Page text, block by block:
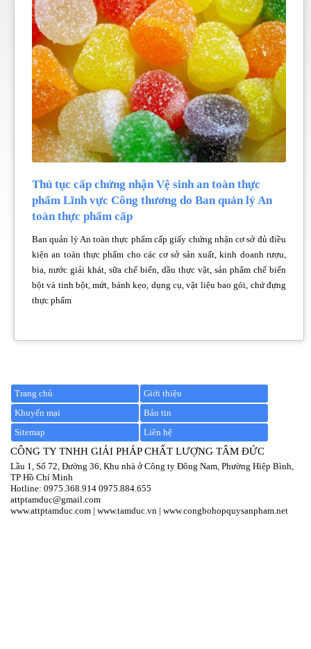
Thủ tục cấp chứng nhận Vệ sinh an toàn thực
phẩm Lĩnh vực Công thương do Ban quản lý An
toàn thực phẩm cấp
Ban quản lý An toàn thực phẩm cấp giấy chứng nhận cơ sở đủ điều
kiện an toàn thực phẩm cho các cơ sở sản xuất, kinh doanh rượu,
bia, nước giải khát, sữa chế biến, dầu thực vật, sản phẩm chế biến
bột và tinh bột, mứt, bánh kẹo, dụng cụ, vật liệu bao gói, chứ đựng
thực phẩm
Trang chủ
Giới thiệu
Khuyến mại
Bản tin
Sitemap
Liên hệ
CÔNG TY TNHH GIẢI PHÁP CHẤT LƯỢNG TÂM ĐỨC
Lầu 1, Số 72, Đường 36, Khu nhà ở Công ty Đông Nam, Phường Hiệp Bình,
TP Hồ Chí Minh
Hotline: 0975.368.914 0975.884.655
attptamduc@gmail.com
www.attptamduc.com | www.tamduc.vn | www.congbohopquysanpham.net